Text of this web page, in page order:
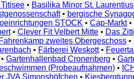
Vorbeelden
Przykłady
Ejemplos
Örnekler
Примеры
示
• Basilika Minor St. Laurentius
• bergische
STOCK • Cap-Markt•
• Clever Fit Velbert Mitte • Das
Fahrenkamp zweites Obergeschoss •
• Färberei Weskott•
• Gartenhallenbad Cronenberg •
(Probeaufnahmen) •
JVA Simonshöfchen •